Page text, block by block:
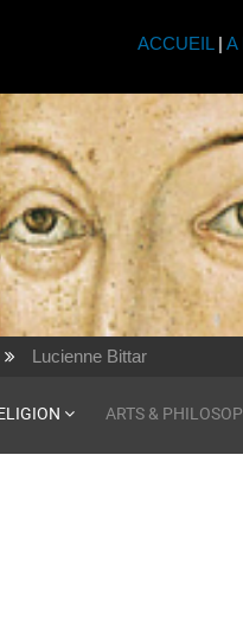
ACCUEIL | A
Lucienne Bittar
ARTS &